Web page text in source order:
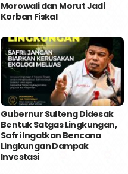
Morowali dan Morut Jadi
Korban Fiskal
Gubernur Sulteng Didesak
Bentuk Satgas Lingkungan,
Safri Ingatkan Bencana
Lingkungan Dampak
Investasi